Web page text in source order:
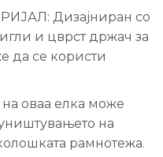
Дизајниран со
и цврст држач за
да се користи
на оваа елка може
на
рамнотежа.